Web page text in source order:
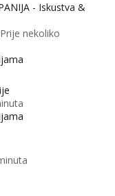
- Iskustva &
Prije nekoliko